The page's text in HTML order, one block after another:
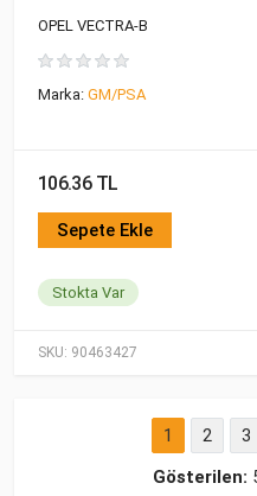
SKU: 90463427
OPEL VECTRA-B
Marka: GM/PSA
106.36 TL
Sepete Ekle
Stokta Var
1 2 3
Gösterilen: